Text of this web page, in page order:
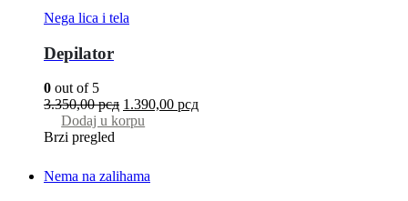
Nega lica i tela
Depilator
0 out of 5
3.350,00рсд 1.390,00 рсд
Dodaj u korpu
Brzi pregled
Nema na zalihama